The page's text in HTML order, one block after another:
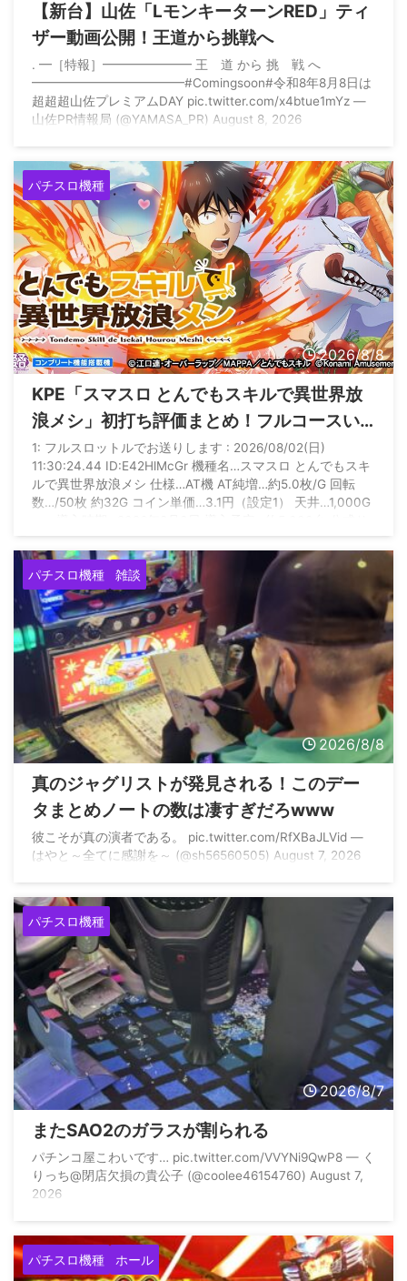
【新台】山佐「LモンキーターンRED」ティ
ザー動画公開！王道から挑戦へ
. ━［特報］━━━━━━━ 王 道 から 挑 戦 へ
━━━━━━━━━━━━#Comingsoon#令和8年8月8日は
超超超山佐プレミアムDAY pic.twitter.com/x4btue1mYz —
山佐PR情報局 (@YAMASA_PR) August 8, 2026
パチスロ機種
2026/8/8
KPE「スマスロ とんでもスキルで異世界放
浪メシ」初打ち評価まとめ！フルコースい
ってもショボい、リセット後はゲロ甘との
情報も
1: フルスロットルでお送りします : 2026/08/02(日)
11:30:24.44 ID:E42HlMcGr 機種名…スマスロ とんでもスキ
ルで異世界放浪メシ 仕様…AT機 AT純増…約5.0枚/G 回転
数…/50枚 約32G コイン単価…3.1円（設定1） 天井…1,000G
https://www.konami.com/amusement/psm/slot/tondemosk
ill/00_top.html
パチスロ機種 雑談
2026/8/8
真のジャグリストが発見される！このデー
タまとめノートの数は凄すぎだろwww
彼こそが真の演者である。 pic.twitter.com/RfXBaJLVid —
はやと～全てに感謝を～ (@sh56560505) August 7, 2026
パチスロ機種
2026/8/7
またSAO2のガラスが割られる
パチンコ屋こわいです… pic.twitter.com/VVYNi9QwP8 — く
りっち@閉店欠損の貴公子 (@coolee46154760) August 7,
2026
パチスロ機種 ホール